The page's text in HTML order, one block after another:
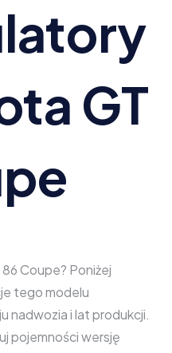
GT
Coupe? Poniżej
tego modelu
nadwozia i lat produkcji.
pojemności wersję